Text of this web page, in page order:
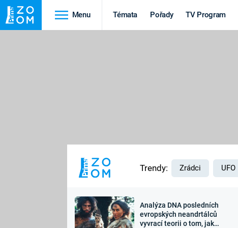
Menu Témata Pořady TV Program
Výročí
Trendy: Zrádci UFO
Analýza DNA posledních
evropských neandrtálců
vyvrací teorii o tom, jak